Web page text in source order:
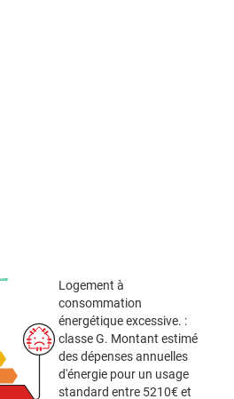
Logement à
consommation
énergétique excessive. :
classe G. Montant estimé
des dépenses annuelles
d'énergie pour un usage
standard entre 5210€ et